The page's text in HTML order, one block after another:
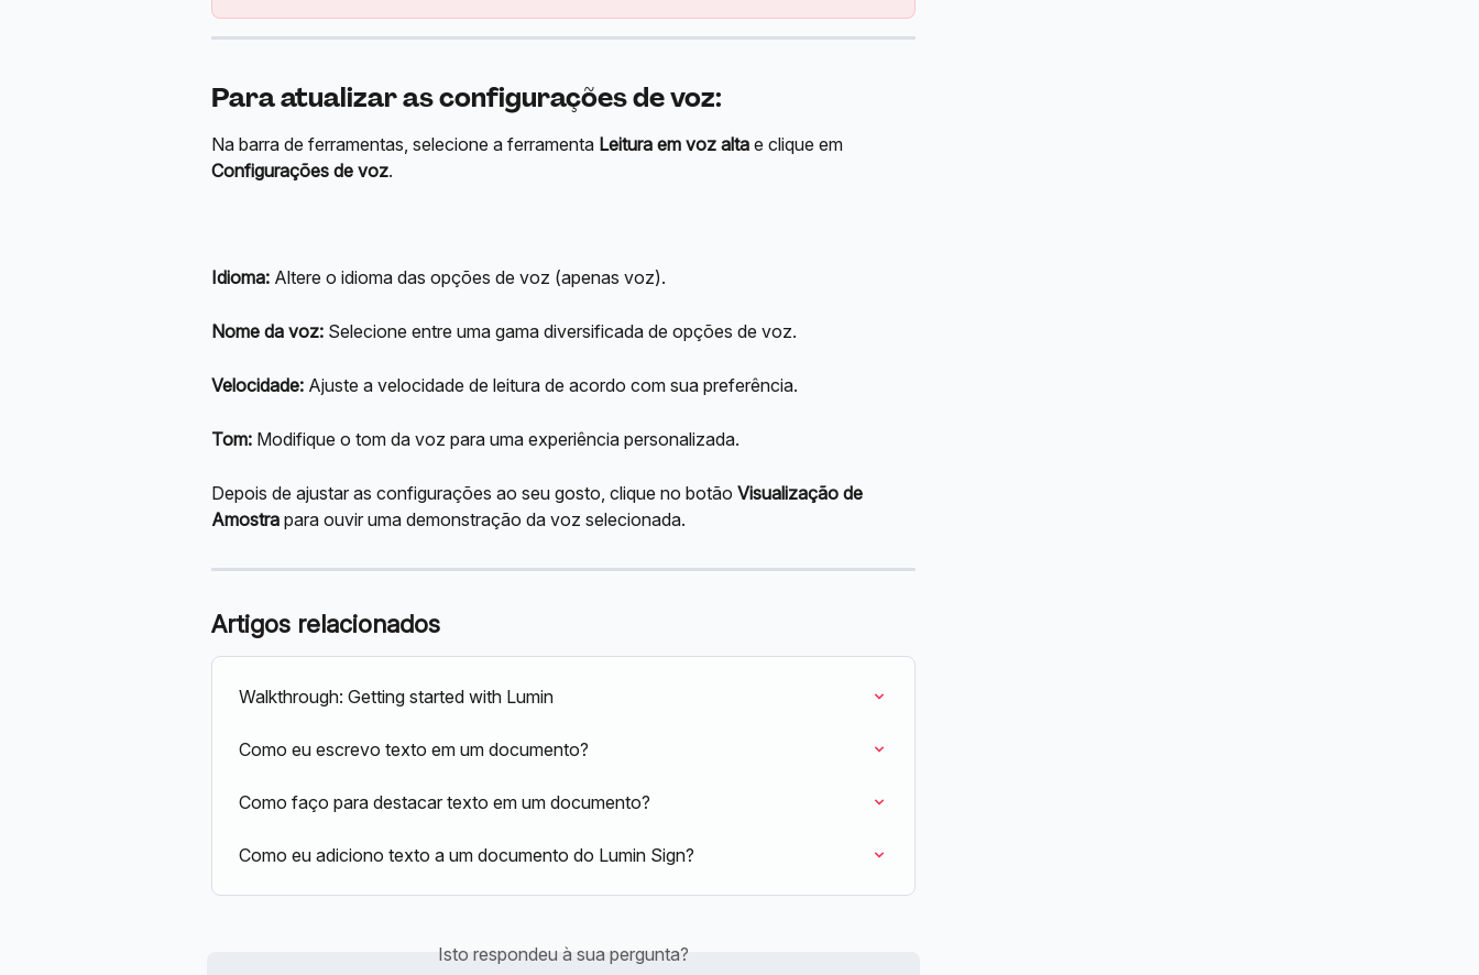
Para atualizar as configurações de voz:
Na barra de ferramentas, selecione a ferramenta Leitura em voz alta e clique em
Configurações de voz.
Idioma: Altere o idioma das opções de voz (apenas voz).
Nome da voz: Selecione entre uma gama diversificada de opções de voz.
Velocidade: Ajuste a velocidade de leitura de acordo com sua preferência.
Tom: Modifique o tom da voz para uma experiência personalizada.
Depois de ajustar as configurações ao seu gosto, clique no botão Visualização de
Amostra para ouvir uma demonstração da voz selecionada.
Artigos relacionados
Walkthrough: Getting started with Lumin
Como eu escrevo texto em um documento?
Como faço para destacar texto em um documento?
Como eu adiciono texto a um documento do Lumin Sign?
Isto respondeu à sua pergunta?